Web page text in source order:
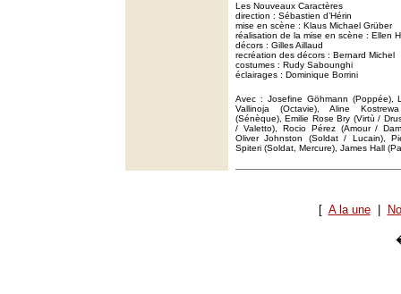
Les Nouveaux Caractères
direction : Sébastien d’Hérin
mise en scène : Klaus Michael Grüber
réalisation de la mise en scène : Ellen
décors : Gilles Aillaud
recréation des décors : Bernard Michel
costumes : Rudy Sabounghi
éclairages : Dominique Borrini
Avec : Josefine Göhmann (Poppée),
Vallinoja (Octavie), Aline
(Sénèque), Emilie Rose Bry (Virtù /
/ Valetto), Rocio Pérez (Amour /
Oliver Johnston (Soldat / Lucain),
Spiteri (Soldat, Mercure), James Hall
[ A la une|